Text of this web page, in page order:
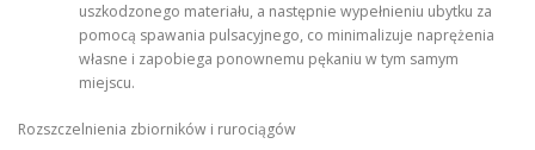
uszkodzonego materiału, a następnie wypełnieniu ubytku za
pomocą spawania pulsacyjnego, co minimalizuje naprężenia
własne i zapobiega ponownemu pękaniu w tym samym
miejscu.
Rozszczelnienia zbiorników i rurociągów